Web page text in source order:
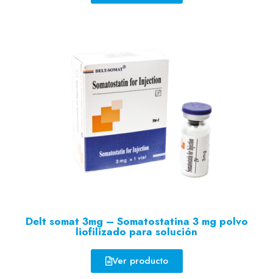
Delt somat 3mg – Somatostatina 3 mg polvo
liofilizado para solución
Ver producto